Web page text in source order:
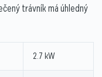
trávník má úhledný
2.7 kW